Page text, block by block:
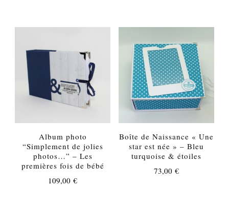
Album photo
“Simplement de jolies
photos…” – Les
premières fois de bébé
109,00€
Boîte de Naissance « Une
star est née » – Bleu
turquoise & étoiles
73,00 €